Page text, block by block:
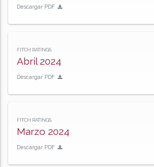
Descargar PDF
FITCH RATINGS
Abril 2024
Descargar PDF
FITCH RATINGS
Marzo 2024
Descargar PDF